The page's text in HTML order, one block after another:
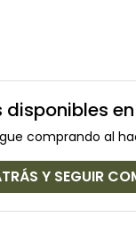
disponibles
comprando al
Y SEGUIR